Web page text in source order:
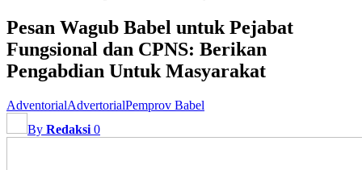
Pesan Wagub Babel untuk Pejabat
Fungsional dan CPNS: Berikan
Pengabdian Untuk Masyarakat
AdventorialAdvertorialPemprov Babel
By Redaksi 0